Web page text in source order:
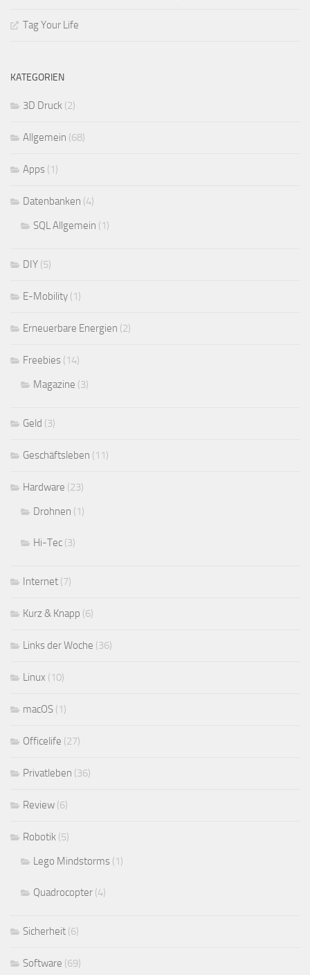
Tag Your Life
KATEGORIEN
3D Druck (2)
Allgemein (68)
Apps (1)
Datenbanken (4)
SQL Allgemein (1)
DIY (5)
E-Mobility (1)
Erneuerbare Energien (2)
Freebies (14)
Magazine (3)
Geld (3)
Geschäftsleben (11)
Hardware (23)
Drohnen (1)
Hi-Tec (3)
Internet (7)
Kurz & Knapp (6)
Links der Woche (36)
Linux (10)
macOS (1)
Officelife (27)
Privatleben (36)
Review (6)
Robotik (5)
Lego Mindstorms (1)
Quadrocopter (4)
Sicherheit (6)
Software (69)